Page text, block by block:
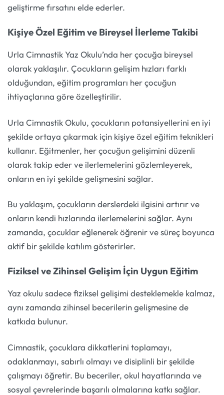
geliştirme fırsatını elde ederler.
Kişiye Özel Eğitim ve Bireysel İlerleme Takibi
Urla Cimnastik Yaz Okulu’nda her çocuğa bireysel
olarak yaklaşılır. Çocukların gelişim hızları farklı
olduğundan, eğitim programları her çocuğun
ihtiyaçlarına göre özelleştirilir.
Urla Cimnastik Okulu, çocukların potansiyellerini en iyi
şekilde ortaya çıkarmak için kişiye özel eğitim teknikleri
kullanır. Eğitmenler, her çocuğun gelişimini düzenli
olarak takip eder ve ilerlemelerini gözlemleyerek,
onların en iyi şekilde gelişmesini sağlar.
Bu yaklaşım, çocukların derslerdeki ilgisini artırır ve
onların kendi hızlarında ilerlemelerini sağlar. Aynı
zamanda, çocuklar eğlenerek öğrenir ve süreç boyunca
aktif bir şekilde katılım gösterirler.
Fiziksel ve Zihinsel Gelişim İçin Uygun Eğitim
Yaz okulu sadece fiziksel gelişimi desteklemekle kalmaz,
aynı zamanda zihinsel becerilerin gelişmesine de
katkıda bulunur.
Cimnastik, çocuklara dikkatlerini toplamayı,
odaklanmayı, sabırlı olmayı ve disiplinli bir şekilde
çalışmayı öğretir. Bu beceriler, okul hayatlarında ve
sosyal çevrelerinde başarılı olmalarına katkı sağlar.